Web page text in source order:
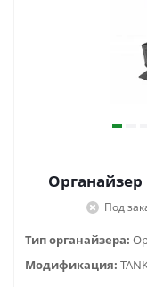
Органайзер
Под
Тип органайзера:
Модификация: